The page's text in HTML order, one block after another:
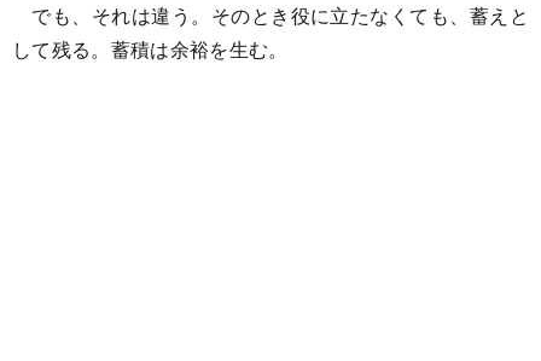
でも、それは違う。そのとき役に立たなくても、蓄えと
して残る。蓄積は余裕を生む。